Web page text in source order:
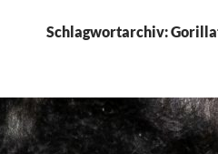
Schlagwortarchiv: